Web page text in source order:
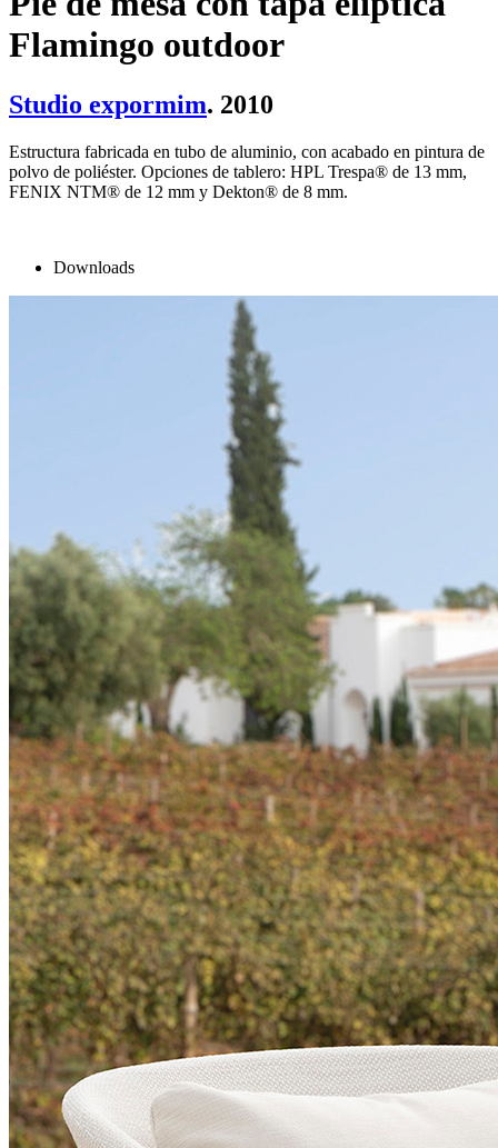
Flamingo outdoor
Studio expormim. 2010
Estructura fabricada en tubo de aluminio, con acabado en pintura de
polvo de poliéster. Opciones de tablero: HPL Trespa® de 13 mm,
FENIX NTM® de 12 mm y Dekton® de 8 mm.
Downloads